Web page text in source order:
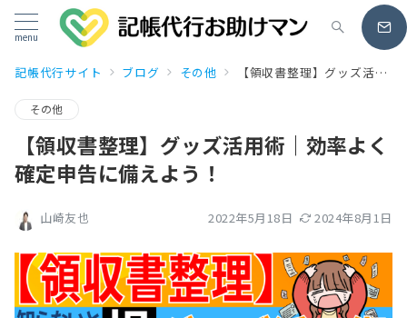
menu
記帳代行サイト ブログ その他 【領収書整理】グッズ活用術｜効率よく確定申告に備えよう！
その他
【領収書整理】グッズ活用術｜効率よく
確定申告に備えよう！
2022年5月18日 2024年8月1日
山崎友也